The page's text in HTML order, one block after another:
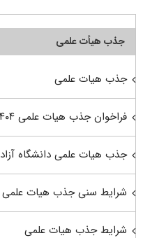
جذب هیأت علمی
جذب هیات علمی
فراخوان جذب هیات علمی ۱۴۰۴
جذب هیات علمی دانشگاه آزاد
شرایط سنی جذب هیات علمی
شرایط جذب هیات علمی